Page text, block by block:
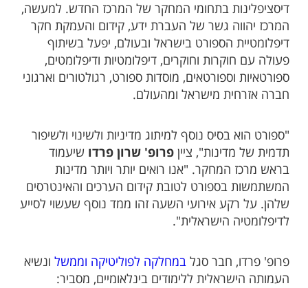
דיסציפלינות בתחומי המחקר של המרכז החדש. למעשה,
המרכז יהווה גשר של העברת ידע, קידום והעמקת חקר
דיפלומטיית הספורט בישראל ובעולם, יפעל בשיתוף
פעולה עם חוקרות וחוקרים, דיפלומטיות ודיפלומטים,
ספורטאיות וספורטאים, מוסדות ספורט, רגולטורים וארגוני
חברה אזרחית מישראל ומהעולם.
"ספורט הוא בסיס נוסף למיתוג מדיניות ולשינוי ולשיפור
תדמית של מדינות", צייןפרופ' שרון פרדו שיעמוד
בראש מרכז המחקר. "אנו רואים יותר ויותר מדינות
המשתמשות בספורט לטובת קידום הערכים והאינטרסים
שלהן. על רקע אירועי השעה זהו ממד נוסף שעשוי לסייע
לדיפלומטיה הישראלית".
פרופ' פרדו, חבר סגלבמחלקה לפוליטיקה וממשל ונשיא
העמותה הישראלית ללימודים בינלאומיים, מסביר: